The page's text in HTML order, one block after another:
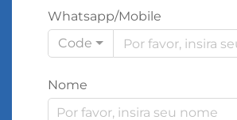
Whatsapp/Mobile
Code
Nome